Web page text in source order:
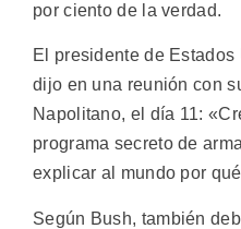
por ciento de la verdad.
El presidente de Estados
dijo en una reunión con
Napolitano, el día 11:
programa secreto de
explicar al mundo por
Según Bush, también